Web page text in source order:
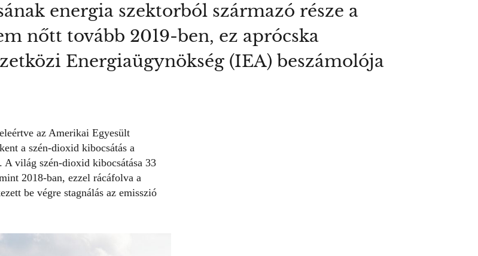
energia szektorból származó része a
nőtt tovább 2019-ben, ez aprócska
Energiaügynökség (IEA) beszámolója
az Amerikai Egyesült
a szén-dioxid kibocsátás a
világ szén-dioxid kibocsátása 33
2018-ban, ezzel rácáfolva a
be végre stagnálás az emisszió